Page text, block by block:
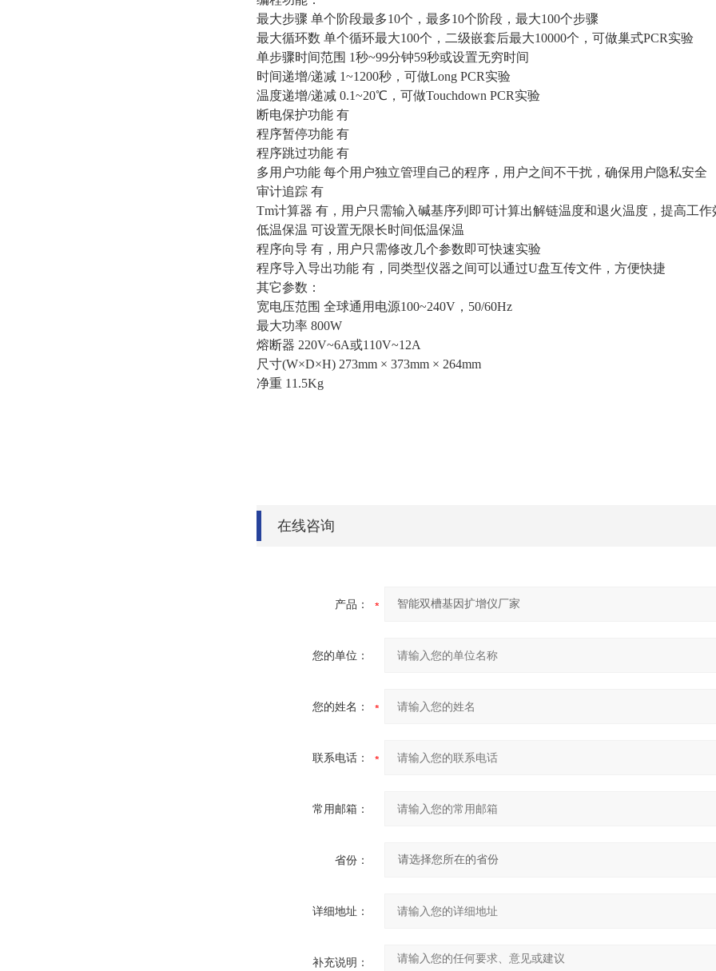
最大步骤 单个阶段最多10个，最多10个阶段，最大100个步骤
最大循环数 单个循环最大100个，二级嵌套后最大10000个，可做巢式PCR实验
单步骤时间范围 1秒~99分钟59秒或设置无穷时间
时间递增/递减 1~1200秒，可做Long PCR实验
温度递增/递减 0.1~20℃，可做Touchdown PCR实验
断电保护功能 有
程序暂停功能 有
程序跳过功能 有
多用户功能 每个用户独立管理自己的程序，用户之间不干扰，确保用户隐私安全
审计追踪 有
Tm计算器 有，用户只需输入碱基序列即可计算出解链温度和退火温度，提高工作
低温保温 可设置无限长时间低温保温
程序向导 有，用户只需修改几个参数即可快速实验
程序导入导出功能 有，同类型仪器之间可以通过U盘互传文件，方便快捷
其它参数：
宽电压范围 全球通用电源100~240V，50/60Hz
最大功率 800W
熔断器 220V~6A或110V~12A
尺寸(W×D×H) 273mm × 373mm × 264mm
净重 11.5Kg
在线咨询
产品：
您的单位：
您的姓名：
联系电话：
常用邮箱：
省份：
详细地址：
补充说明：